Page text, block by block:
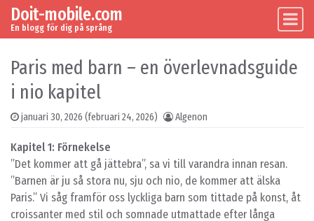
Skip to content
Main Navigation
Doit-mobile.com
En blogg för dig på språng
Paris med barn – en överlevnadsguide
i nio kapitel
januari 30, 2026 (februari 24, 2026) Algenon
Kapitel 1: Förnekelse
”Det kommer att gå jättebra”, sa vi till varandra innan resan.
”Barnen är ju så stora nu, sju och nio, de kommer att älska
Paris.” Vi såg framför oss lyckliga barn som tittade på konst, åt
croissanter med stil och somnade utmattade efter långa